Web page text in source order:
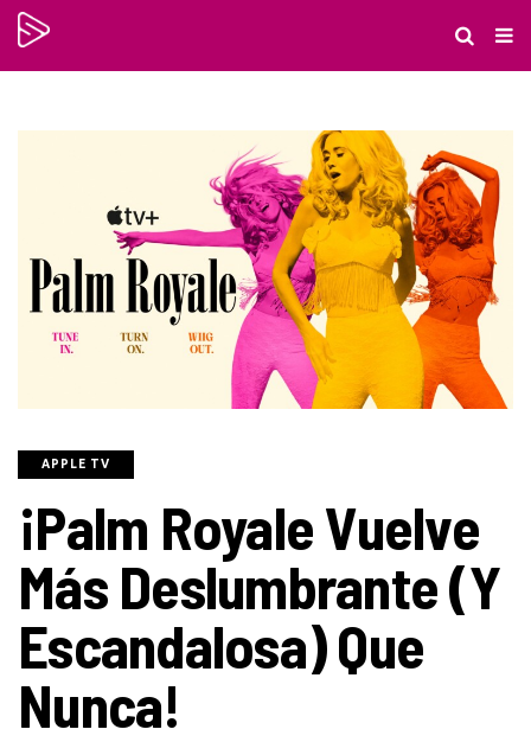
APPLE TV
¡Palm Royale Vuelve
Más Deslumbrante (y
Escandalosa) Que
Nunca!